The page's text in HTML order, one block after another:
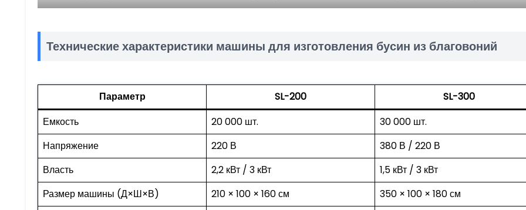
Технические характеристики машины для изготовления бусин из благовоний
Параметр SL-200
SL-300
Емкость
20 000 шт.
30 000 шт.
Напряжение
220 В
380 В / 220 В
Власть
2,2 кВт / 3 кВт
1,5 кВт / 3 кВт
Размер машины (Д×Ш×В)
210 × 100 × 160 см
350 × 100 × 180 см